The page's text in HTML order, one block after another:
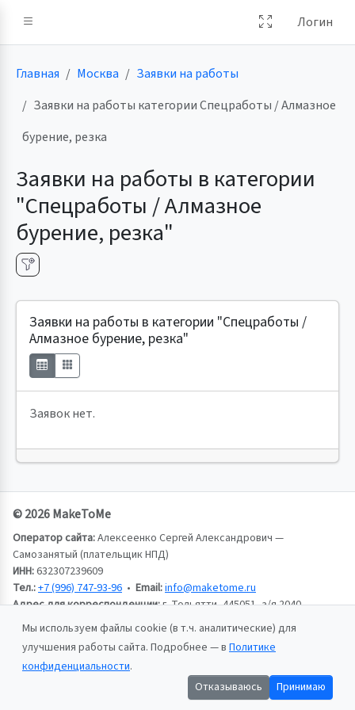
Логин
Главная Москва
Заявки на работы
Заявки на работы категории Спецработы / Алмазное
бурение, резка
Заявки на работы в категории
"Спецработы / Алмазное
бурение, резка"
Заявки на работы в категории "Спецработы /
Алмазное бурение, резка"
Заявок нет.
© 2026 MakeToMe
Оператор сайта:Алексеенко Сергей Александрович —
Самозанятый (плательщик НПД)
ИНН:632307239609
Тел.:+7 (996) 747-93-96 • Email:info@maketome.ru
Адрес для корреспонденции:г. Тольятти, 445051, а/я 2040,
Алексеенко Сергей Александрович
Пользовательское соглашение
Политика конфиденциальности
Мы используем файлы cookie (в т.ч. аналитические) для
улучшения работы сайта. Подробнее — в Политике
конфиденциальности.
Отказываюсь
Принимаю